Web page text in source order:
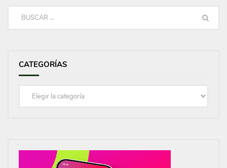
CATEGORÍAS
Categorías